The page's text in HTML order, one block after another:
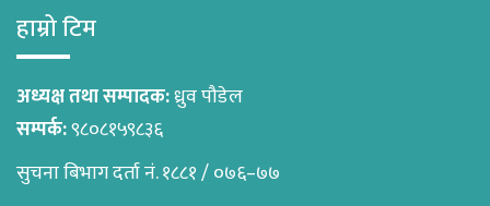
हाम्रो टिम
अध्यक्ष तथा सम्पादक:ध्रुव पौडेल
सम्पर्क:९८०८१५९८३६
सुचना बिभाग दर्ता नं. १८८१ / ०७६–७७